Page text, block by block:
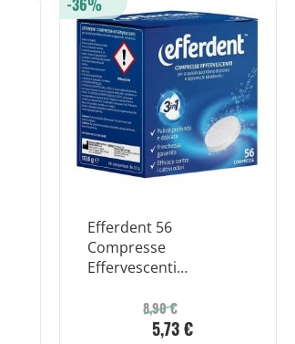
Efferdent 56
Compresse
Effervescenti
Ortodontici
8,90 €
5,73 €